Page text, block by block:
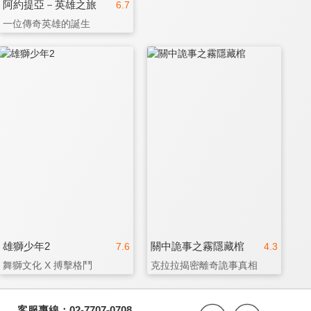
6.7
阿約提亞－英雄之旅
一位傳奇英雄的誕生
7.6
雄獅少年2
舞獅文化 X 搏擊格鬥
4.3
關中詭事之霧隱藏棺
克拉拉揭密離奇詭事真相